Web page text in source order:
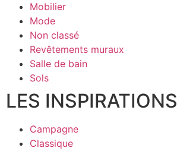
Mobilier
Mode
Non classé
Revêtements muraux
Salle de bain
Sols
LES INSPIRATIONS
Campagne
Classique